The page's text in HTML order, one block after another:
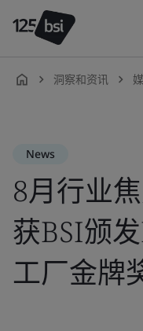
洞察和资讯
News
8月行业
获BSI颁
工厂金牌